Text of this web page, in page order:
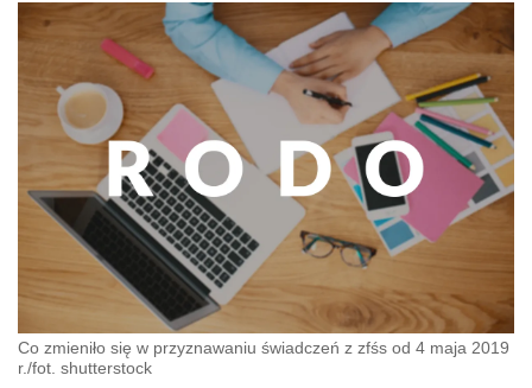
Co zmieniło się w przyznawaniu świadczeń z zfśs od 4 maja 2019
r./fot. shutterstock